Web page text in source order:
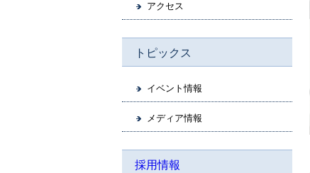
アクセス
トピックス
イベント情報
メディア情報
採用情報